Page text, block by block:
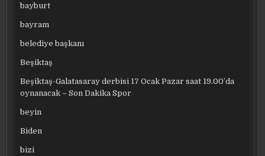
bayburt
bayram
belediye başkanı
Beşiktaş
Beşiktaş-Galatasaray derbisi 17 Ocak Pazar saat 19.00’da
oynanacak – Son Dakika Spor
beyin
Biden
bizi